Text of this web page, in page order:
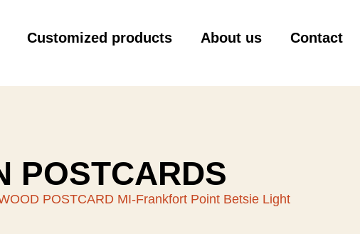
Customized products About us Contact
POSTCARDS
POSTCARD MI-Frankfort Point Betsie Light